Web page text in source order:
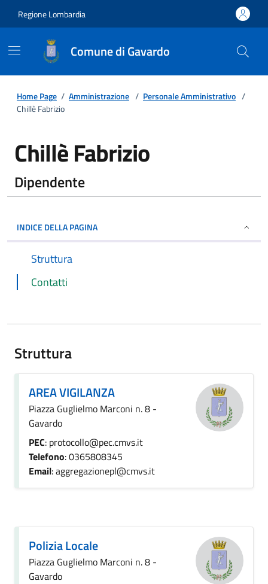
Regione Lombardia
Comune di Gavardo
Home Page / Amministrazione / Personale Amministrativo /
Chillè Fabrizio
Chillè Fabrizio
Dipendente
INDICE DELLA PAGINA
Struttura
Contatti
Struttura
AREA VIGILANZA
Piazza Guglielmo Marconi n. 8 -
Gavardo
PEC: protocollo@pec.cmvs.it
Telefono: 0365808345
Email: aggregazionepl@cmvs.it
Polizia Locale
Piazza Guglielmo Marconi n. 8 -
Gavardo